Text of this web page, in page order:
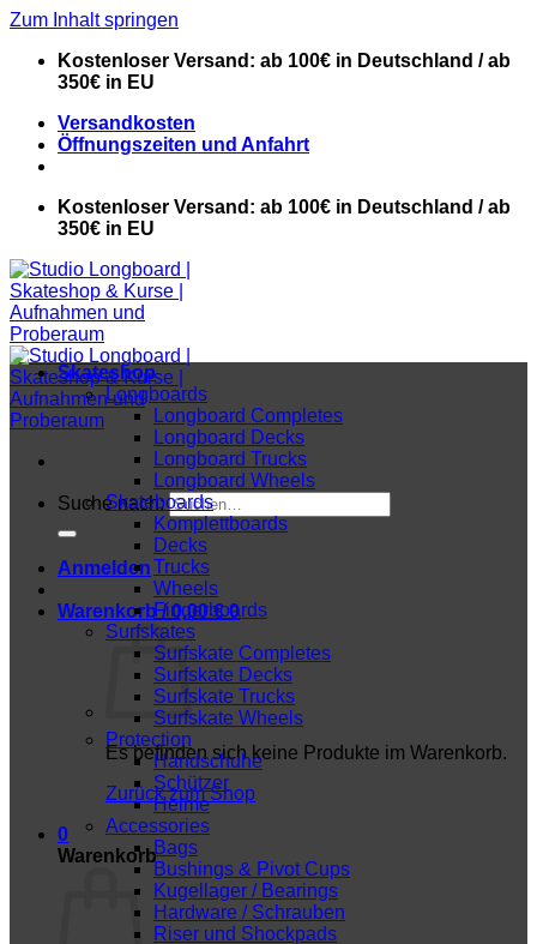
Zum Inhalt springen
Kostenloser Versand: ab 100€ in Deutschland / ab
350€ in EU
Versandkosten
Öffnungszeiten und Anfahrt
Kostenloser Versand: ab 100€ in Deutschland / ab
350€ in EU
Suche nach:
Anmelden
Warenkorb /0,00€ 0
Es befinden sich keine Produkte im Warenkorb.
Zurück zum Shop
0
Warenkorb
Skateshop
Longboards
Longboard Completes
Longboard Decks
Longboard Trucks
Longboard Wheels
Skateboards
Komplettboards
Decks
Trucks
Wheels
Fingerboards
Surfskates
Surfskate Completes
Surfskate Decks
Surfskate Trucks
Surfskate Wheels
Protection
Handschuhe
Schützer
Helme
Accessories
Bags
Bushings & Pivot Cups
Kugellager / Bearings
Hardware / Schrauben
Riser und Shockpads